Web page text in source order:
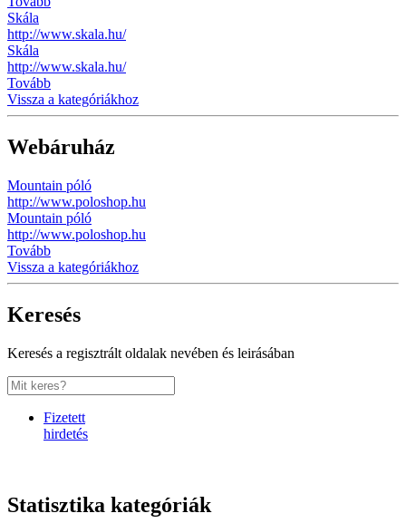
Skála
http://www.skala.hu/
Skála
http://www.skala.hu/
Tovább
Vissza a kategóriákhoz
Webáruház
Mountain póló
http://www.poloshop.hu
Mountain póló
http://www.poloshop.hu
Tovább
Vissza a kategóriákhoz
Keresés
Keresés a regisztrált oldalak nevében és leirásában
Fizetett
hirdetés
Statisztika kategóriák